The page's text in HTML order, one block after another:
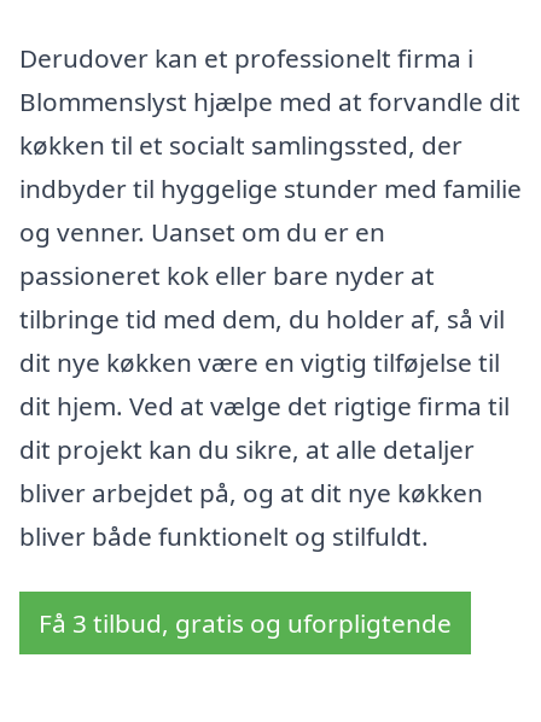
Derudover kan et professionelt firma i
Blommenslyst hjælpe med at forvandle dit
køkken til et socialt samlingssted, der
indbyder til hyggelige stunder med familie
og venner. Uanset om du er en
passioneret kok eller bare nyder at
tilbringe tid med dem, du holder af, så vil
dit nye køkken være en vigtig tilføjelse til
dit hjem. Ved at vælge det rigtige firma til
dit projekt kan du sikre, at alle detaljer
bliver arbejdet på, og at dit nye køkken
bliver både funktionelt og stilfuldt.
Få 3 tilbud, gratis og uforpligtende